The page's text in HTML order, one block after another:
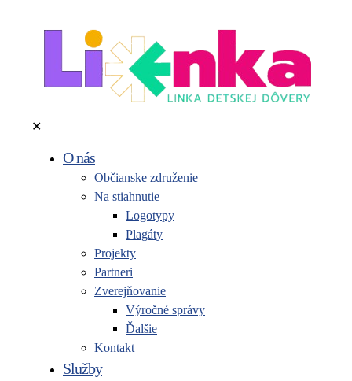
✕
O nás
Občianske združenie
Na stiahnutie
Logotypy
Plagáty
Projekty
Partneri
Zverejňovanie
Výročné správy
Ďalšie
Kontakt
Služby